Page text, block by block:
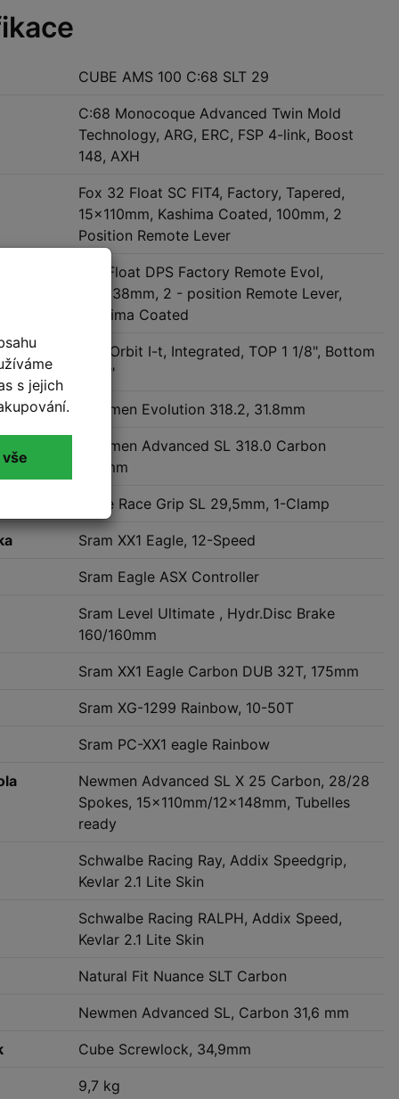
CUBE AMS 100 C:68 SLT 29
C:68 Monocoque Advanced Twin Mold
Technology, ARG, ERC, FSP 4-link, Boost
148, AXH
Fox 32 Float SC FIT4, Factory, Tapered,
15x110mm, Kashima Coated, 100mm, 2
Position Remote Lever
Fox Float DPS Factory Remote Evol,
165x38mm, 2 - position Remote Lever,
Kashima Coated
FSA Orbit I-t, Integrated, TOP 1 1/8", Bottom
1 1/2"
Newmen Evolution 318.2, 31.8mm
Newmen Advanced SL 318.0 Carbon
740mm
Cube Race Grip SL 29,5mm, 1-Clamp
Sram XX1 Eagle, 12-Speed
Sram Eagle ASX Controller
Sram Level Ultimate , Hydr.Disc Brake
160/160mm
Sram XX1 Eagle Carbon DUB 32T, 175mm
Sram XG-1299 Rainbow, 10-50T
Sram PC-XX1 eagle Rainbow
Newmen Advanced SL X 25 Carbon, 28/28
Spokes, 15x110mm/12x148mm, Tubelles
ready
Schwalbe Racing Ray, Addix Speedgrip,
Kevlar 2.1 Lite Skin
Schwalbe Racing RALPH, Addix Speed,
Kevlar 2.1 Lite Skin
Natural Fit Nuance SLT Carbon
Newmen Advanced SL, Carbon 31,6 mm
Cube Screwlock, 34,9mm
9,7 kg
s jejich